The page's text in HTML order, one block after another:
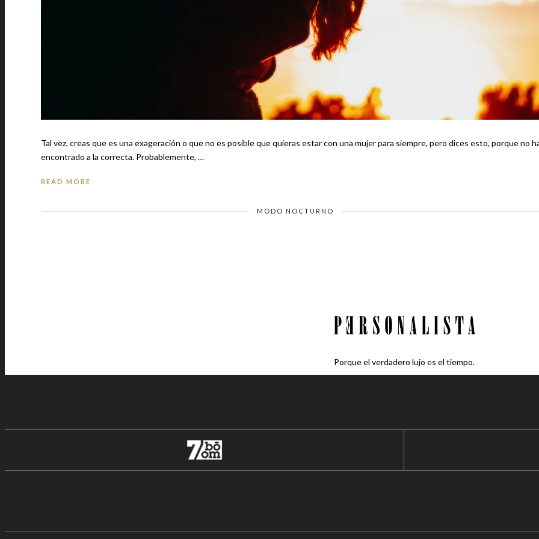
Tal vez, creas que es una exageración o que no es posible que quieras estar con una mujer para siempre, pero dices esto, porque no
encontrado a la correcta. Probablemente, …
READ MORE
MODO NOCTURNO
Porque el verdadero lujo es el tiempo.